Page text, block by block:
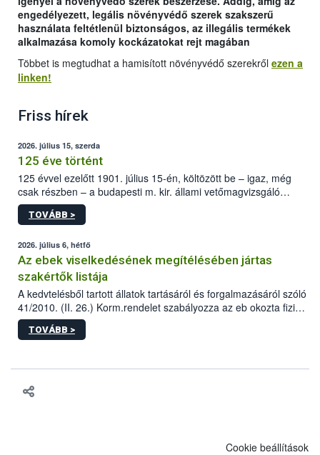
engedélyezett, legális növényvédő szerek szakszerű
használata feltétlenül biztonságos, az illegális termékek
alkalmazása komoly kockázatokat rejt magában
Többet is megtudhat a hamisított növényvédő szerekről ezen a
linken!
Friss hírek
2026. július 15, szerda
125 éve történt
125 évvel ezelőtt 1901. július 15-én, költözött be – igaz, még
csak részben – a budapesti m. kir. állami vetőmagvizsgáló
állomás a Kis Rókus utca 15. szám alatti, Czigler Győző által
tervezett új épületébe.
TOVÁBB >
2026. július 6, hétfő
Az ebek viselkedésének megítélésében jártas
szakértők listája
A kedvtelésből tartott állatok tartásáról és forgalmazásáról szóló
41/2010. (II. 26.) Korm.rendelet szabályozza az eb okozta fizikai
sérülés, illetve ennek veszélye keletkezésekor felmerülő
hatósági feladatokat, valamint a veszélyes eb tartását és annak
TOVÁBB >
Cookie beállítások